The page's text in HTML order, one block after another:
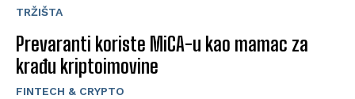
TRŽIŠTA
Prevaranti koriste MiCA-u kao mamac za
krađu kriptoimovine
FINTECH & CRYPTO